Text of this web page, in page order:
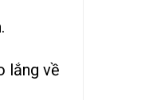
lắng về